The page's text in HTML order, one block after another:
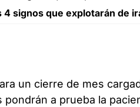
signos que explotarán de
un cierre de mes
pondrán a prueba la